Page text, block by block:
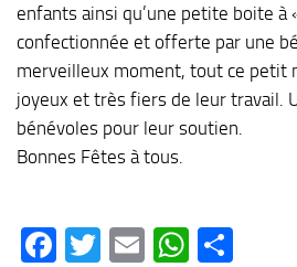
enfants ainsi qu’une petite boite à
confectionnée et offerte par une
merveilleux moment, tout ce petit
joyeux et très fiers de leur travail.
bénévoles pour leur soutien.
Bonnes Fêtes à tous.
Facebook
Twitter
Email